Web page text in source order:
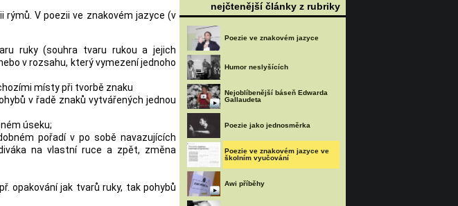
rýmů. V poezii ve znakovém jazyce (v
ruky (souhra tvaru rukou a jejich
v rozsahu, který vymezení jednoho
místy při tvorbě znaku
v řadě znaků vytvářených jednou
úseku;
pořadí v po sobě navazujících
na vlastní ruce a zpět, změna
opakování jak tvarů ruky, tak pohybů
nejčtenější články z rubriky
Poezie ve znakovém jazyce
Humor neslyšících
Nejoblíbenější báseň Edwarda
Gallaudeta
Poezie jako jednosměrka
Poezie ve znakovém jazyce ve
školním vyučování
Awi příběhy